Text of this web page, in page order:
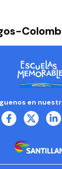
en